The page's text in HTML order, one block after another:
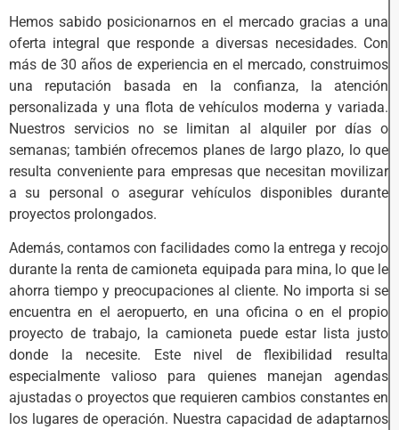
Hemos sabido posicionarnos en el mercado gracias a una
oferta integral que responde a diversas necesidades. Con
más de 30 años de experiencia en el mercado, construimos
una reputación basada en la confianza, la atención
personalizada y una flota de vehículos moderna y variada.
Nuestros servicios no se limitan al alquiler por días o
semanas; también ofrecemos planes de largo plazo, lo que
resulta conveniente para empresas que necesitan movilizar
a su personal o asegurar vehículos disponibles durante
proyectos prolongados.
Además, contamos con facilidades como la entrega y recojo
durante la renta de camioneta equipada para mina, lo que le
ahorra tiempo y preocupaciones al cliente. No importa si se
encuentra en el aeropuerto, en una oficina o en el propio
proyecto de trabajo, la camioneta puede estar lista justo
donde la necesite. Este nivel de flexibilidad resulta
especialmente valioso para quienes manejan agendas
ajustadas o proyectos que requieren cambios constantes en
los lugares de operación. Nuestra capacidad de adaptarnos